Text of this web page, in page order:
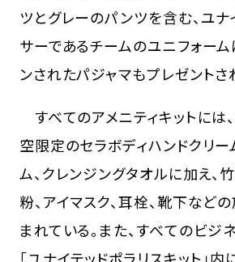
ツとグレーのパンツを含む、ユナ
サーであるチームのユニフォー
ンされたパジャマもプレゼントさ
すべてのアメニティキットには
空限定のセラボディハンドクリー
ム、クレンジングタオルに加え、
粉、アイマスク、耳栓、靴下など
まれている。また、すべてのビジ
「ユナイテッドポラリスキット」内